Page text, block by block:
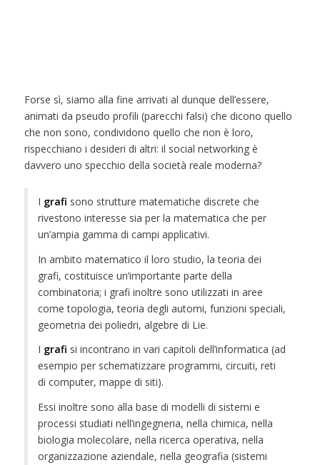
Forse sì, siamo alla fine arrivati al dunque dell’essere,
animati da pseudo profili (parecchi falsi) che dicono quello
che non sono, condividono quello che non è loro,
rispecchiano i desideri di altri: il social networking è
davvero uno specchio della società reale moderna?
I grafi sono strutture matematiche discrete che
rivestono interesse sia per la matematica che per
un’ampia gamma di campi applicativi.
In ambito matematico il loro studio, la teoria dei
grafi, costituisce un’importante parte della
combinatoria; i grafi inoltre sono utilizzati in aree
come topologia, teoria degli automi, funzioni speciali,
geometria dei poliedri, algebre di Lie.
I grafi si incontrano in vari capitoli dell’informatica (ad
esempio per schematizzare programmi, circuiti, reti
di computer, mappe di siti).
Essi inoltre sono alla base di modelli di sistemi e
processi studiati nell’ingegneria, nella chimica, nella
biologia molecolare, nella ricerca operativa, nella
organizzazione aziendale, nella geografia (sistemi